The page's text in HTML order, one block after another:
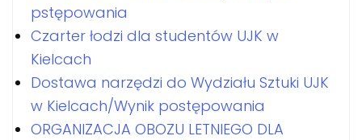
pstępowania
Czarter łodzi dla studentów UJK w
Kielcach
Dostawa narzędzi do Wydziału Sztuki UJK
w Kielcach/Wynik postępowania
ORGANIZACJA OBOZU LETNIEGO DLA